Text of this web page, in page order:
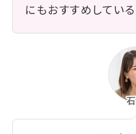
にもおすすめしている